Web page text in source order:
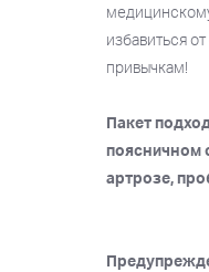
избавиться
привычкам!
Пакет
поясничном
артрозе,